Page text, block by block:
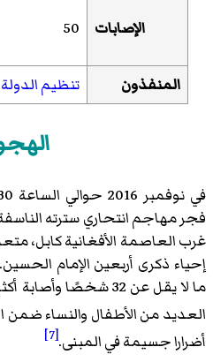
الإصابات 50
المنفذون تنظيم
فجر مهاجم انتحاري سترته
غرب العاصمة الأفغانية كابل،
إحياء ذكرى أربعين الإمام
العديد من الأطفال والنساء ضمن
أضرارا جسيمة في المبنى.[7]